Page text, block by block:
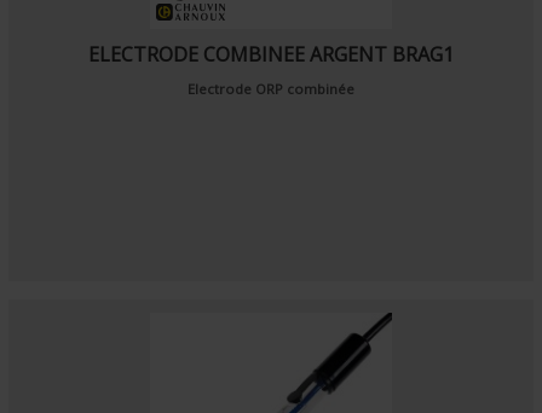
ELECTRODE COMBINEE ARGENT BRAG1
Electrode ORP combinée